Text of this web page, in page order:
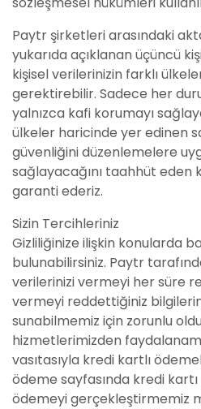
Paytr şirketleri arasındaki
yukarıda açıklanan üçüncü
kişisel verilerinizin farklı
gerektirebilir. Sadece her
yalnızca kafi korumayı
ülkeler haricinde yer edinen
güvenliğini düzenlemelere
sağlayacağını taahhüt eden
garanti ederiz.
Sizin Tercihleriniz
Gizliliğinize ilişkin konularda
bulunabilirsiniz. Paytr
verilerinizi vermeyi her süre
vermeyi reddettiğiniz
sunabilmemiz için zorunlu
hizmetlerimizden
vasıtasıyla kredi kartlı
ödeme sayfasında kredi kartı
ödemeyi gerçekleştirmemiz